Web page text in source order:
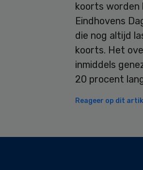
koorts worden
Eindhovens
die nog altijd
koorts. Het
inmiddels
20 procent
Reageer op dit